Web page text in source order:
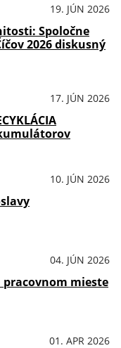
19. JÚN 2026
Spoločne
2026 diskusný
17. JÚN 2026
10. JÚN 2026
04. JÚN 2026
mieste
01. APR 2026